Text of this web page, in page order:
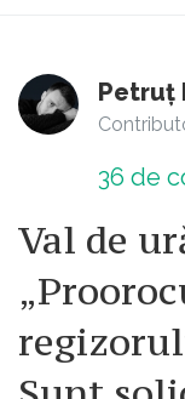
Petruț
36 de
Val de